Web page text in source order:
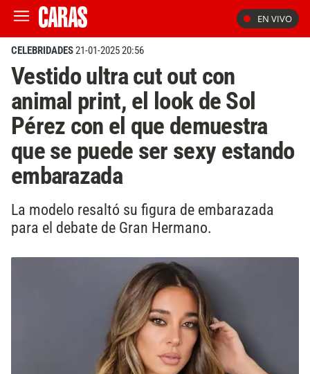
EN VIVO
CELEBRIDADES21-01-2025 20:56
Vestido ultra cut out con
animal print, el look de Sol
Pérez con el que demuestra
que se puede ser sexy estando
embarazada
La modelo resaltó su figura de embarazada
para el debate de Gran Hermano.